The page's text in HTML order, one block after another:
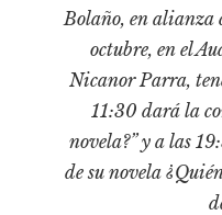
Libros usados
Medioambiente
Narrativas visuales
Bolaño, en alianza
octubre, en el
Nicanor Parra,
11:30 dará la
novela?” y a las
de su novela